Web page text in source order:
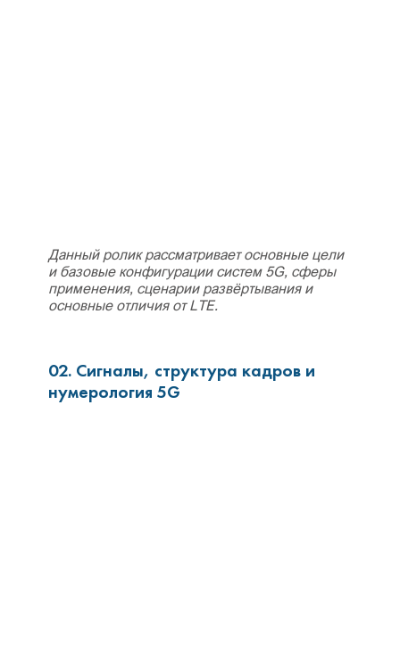
Данный ролик рассматривает основные цели
и базовые конфигурации систем 5G, сферы
применения, сценарии развёртывания и
основные отличия от LTE.
02. Сигналы, структура кадров и
нумерология 5G